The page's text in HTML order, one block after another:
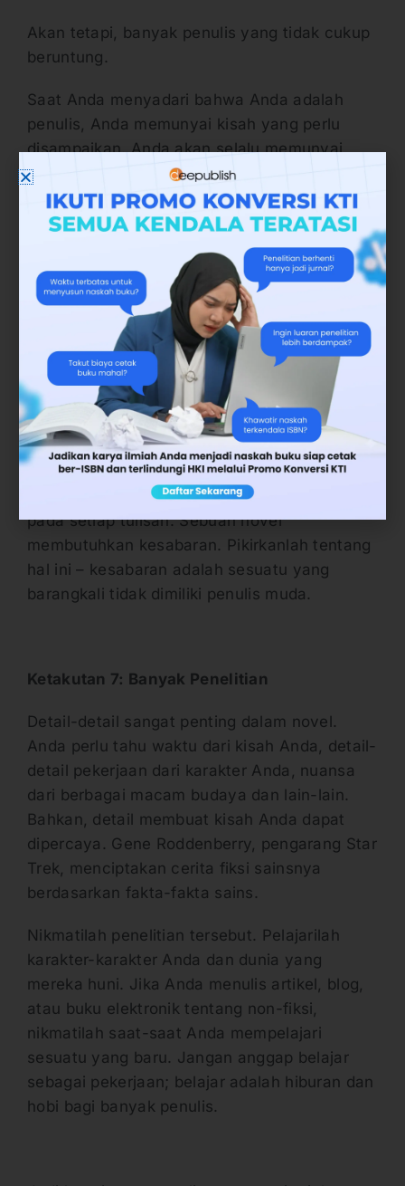
Akan tetapi, banyak penulis yang tidak cukup
beruntung.
Saat Anda menyadari bahwa Anda adalah
penulis, Anda memunyai kisah yang perlu
disampaikan. Anda akan selalu memunyai
kisah untuk Anda ceritakan! Beberapa kisah
mungkin akan memakan waktu penyelesaian
yang lebih lama daripada cerita-cerita
lainnya, tetapi mereka sedang menunggu
untuk keluar.
Ketakutan 6: Anda terlalu Tua
Ah, Anda tidak pernah terlalu tua untuk
menulis buku. Semakin bertambahnya umur
Anda, semakin banyak pengalaman Anda.
Pengalaman menambah kedalaman tulisan
Anda. Umur menambah elemen kedewasaan
pada setiap tulisan. Sebuah novel
membutuhkan kesabaran. Pikirkanlah tentang
hal ini – kesabaran adalah sesuatu yang
barangkali tidak dimiliki penulis muda.
Ketakutan 7: Banyak Penelitian
Detail-detail sangat penting dalam novel.
Anda perlu tahu waktu dari kisah Anda, detail-
detail pekerjaan dari karakter Anda, nuansa
dari berbagai macam budaya dan lain-lain.
Bahkan, detail membuat kisah Anda dapat
dipercaya. Gene Roddenberry, pengarang Star
Trek, menciptakan cerita fiksi sainsnya
berdasarkan fakta-fakta sains.
Nikmatilah penelitian tersebut. Pelajarilah
karakter-karakter Anda dan dunia yang
mereka huni. Jika Anda menulis artikel, blog,
atau buku elektronik tentang non-fiksi,
nikmatilah saat-saat Anda mempelajari
sesuatu yang baru. Jangan anggap belajar
sebagai pekerjaan; belajar adalah hiburan dan
hobi bagi banyak penulis.